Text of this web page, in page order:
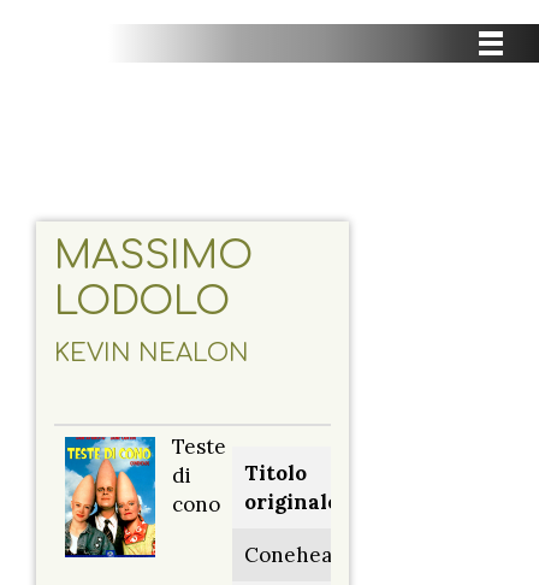
MASSIMO
LODOLO
KEVIN NEALON
Teste
di
cono
Titolo
originale:
Coneheads